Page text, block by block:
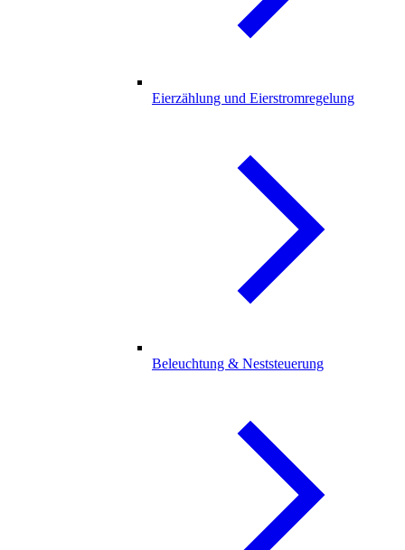
Eierzählung und Eierstromregelung
Beleuchtung & Neststeuerung